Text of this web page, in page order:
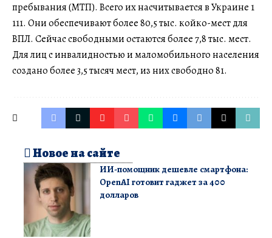
пребывания (МТП). Всего их насчитывается в Украине 1
111. Они обеспечивают более 80,5 тыс. койко-мест для
ВПЛ. Сейчас свободными остаются более 7,8 тыс. мест.
Для лиц с инвалидностью и маломобильного населения
создано более 3,5 тысяч мест, из них свободно 81.
Новое на сайте
ИИ-помощник дешевле смартфона:
OpenAI готовит гаджет за 400
долларов